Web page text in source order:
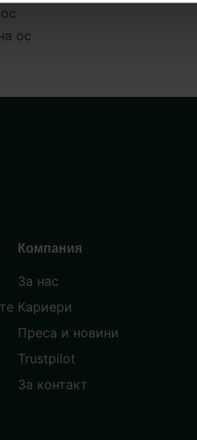
ос
Компания
За нас
Кариери
Преса и новини
Trustpilot
За контакт